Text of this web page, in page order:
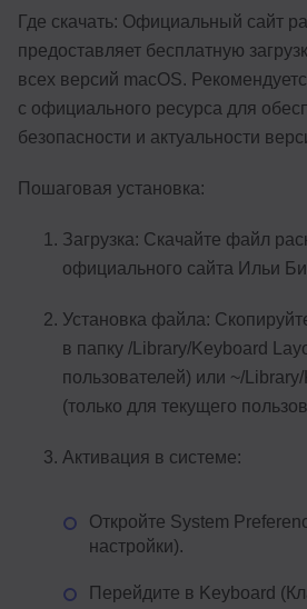
Где скачать: Официальный сайт
предоставляет бесплатную
всех версий macOS.
с официального ресурса для
безопасности и актуальности
Пошаговая установка:
Загрузка: Скачайте файл
официального сайта Ильи
Установка файла:
в папку /Library/Keyboard
пользователей) или ~/
(только для текущего
Активация в системе:
Откройте System
настройки).
Перейдите в Keyboard